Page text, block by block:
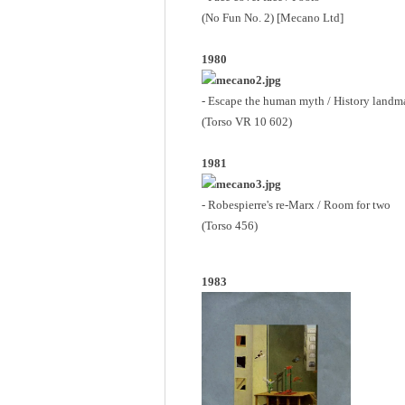
(No Fun No. 2) [Mecano Ltd]
1980
- Escape the human myth / History
(Torso VR 10 602)
1981
- Robespierre's re-Marx / Room for two
(Torso 456)
1983